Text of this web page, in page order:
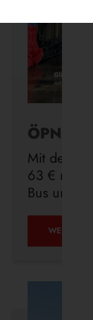
ÖPNV
Mit dem
63 €
Bus und